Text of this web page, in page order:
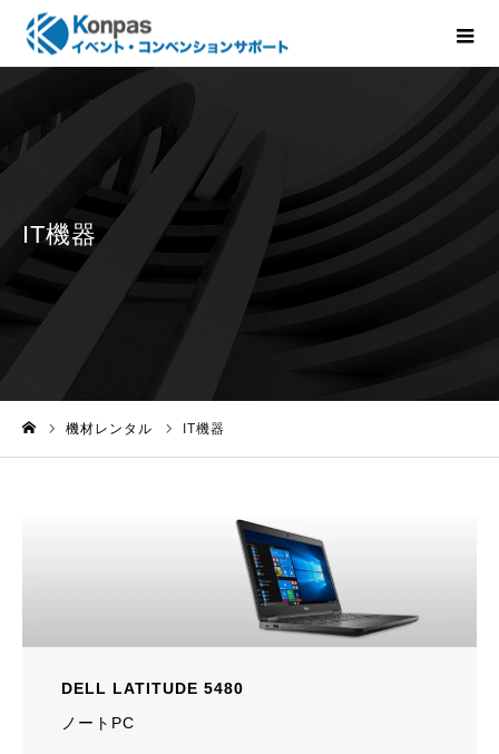
機材レンタル IT機器
DELL LATITUDE 5480
ノートPC